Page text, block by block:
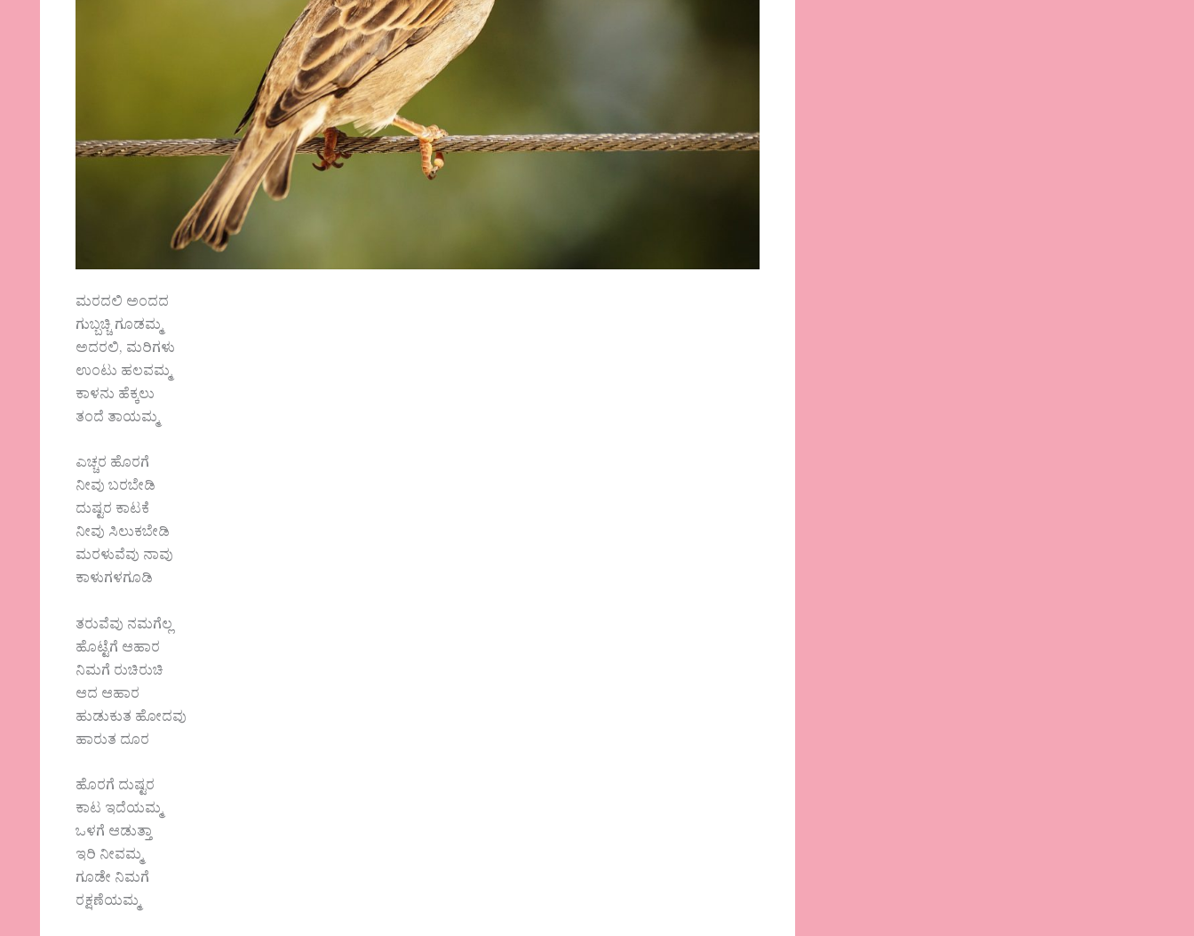
ಮರದಲಿ ಅಂದದ
ಗುಬ್ಬಚ್ಚಿ ಗೂಡಮ್ಮ
ಅದರಲಿ, ಮರಿಗಳು
ಉಂಟು ಹಲವಮ್ಮ
ಕಾಳನು ಹೆಕ್ಕಲು
ತಂದೆ ತಾಯಮ್ಮ
ಎಚ್ಚರ ಹೊರಗೆ
ನೀವು ಬರಬೇಡಿ
ದುಷ್ಟರ ಕಾಟಕೆ
ನೀವು ಸಿಲುಕಬೇಡಿ
ಮರಳುವೆವು ನಾವು
ಕಾಳುಗಳಗೂಡಿ
ತರುವೆವು ನಮಗೆಲ್ಲ
ಹೊಟ್ಟೆಗೆ ಆಹಾರ
ನಿಮಗೆ ರುಚಿರುಚಿ
ಆದ ಆಹಾರ
ಹುಡುಕುತ ಹೋದವು
ಹಾರುತ ದೂರ
ಹೊರಗೆ ದುಷ್ಟರ
ಕಾಟ ಇದೆಯಮ್ಮ
ಒಳಗೆ ಆಡುತ್ತಾ
ಇರಿ ನೀವಮ್ಮ
ಗೂಡೇ ನಿಮಗೆ
ರಕ್ಷಣೆಯಮ್ಮ